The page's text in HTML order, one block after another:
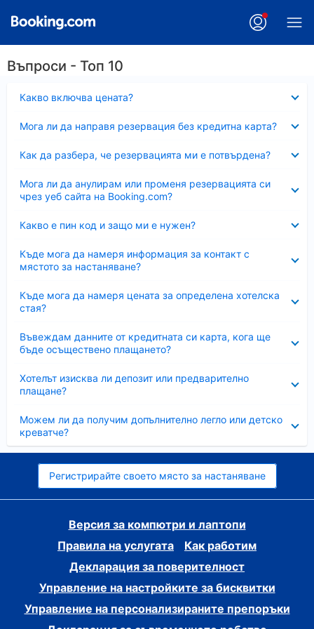
Въпроси - Топ 10
Какво включва цената?
Мога ли да направя резервация без кредитна карта?
Как да разбера, че резервацията ми е потвърдена?
Мога ли да анулирам или променя резервацията си
чрез уеб сайта на Booking.com?
Какво е пин код и защо ми е нужен?
Къде мога да намеря информация за контакт с
мястото за настаняване?
Къде мога да намеря цената за определена хотелска
стая?
Въвеждам данните от кредитната си карта, кога ще
бъде осъществено плащането?
Хотелът изисква ли депозит или предварително
плащане?
Можем ли да получим допълнително легло или детско
креватче?
Регистрирайте своето място за настаняване
Версия за компютри и лаптопи
Правила на услугата
Как работим
Декларация за поверителност
Управление на настройките за бисквитки
Управление на персонализираните препоръки